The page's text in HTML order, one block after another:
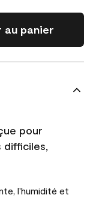
au panier
pour
difficiles,
l'humidité et